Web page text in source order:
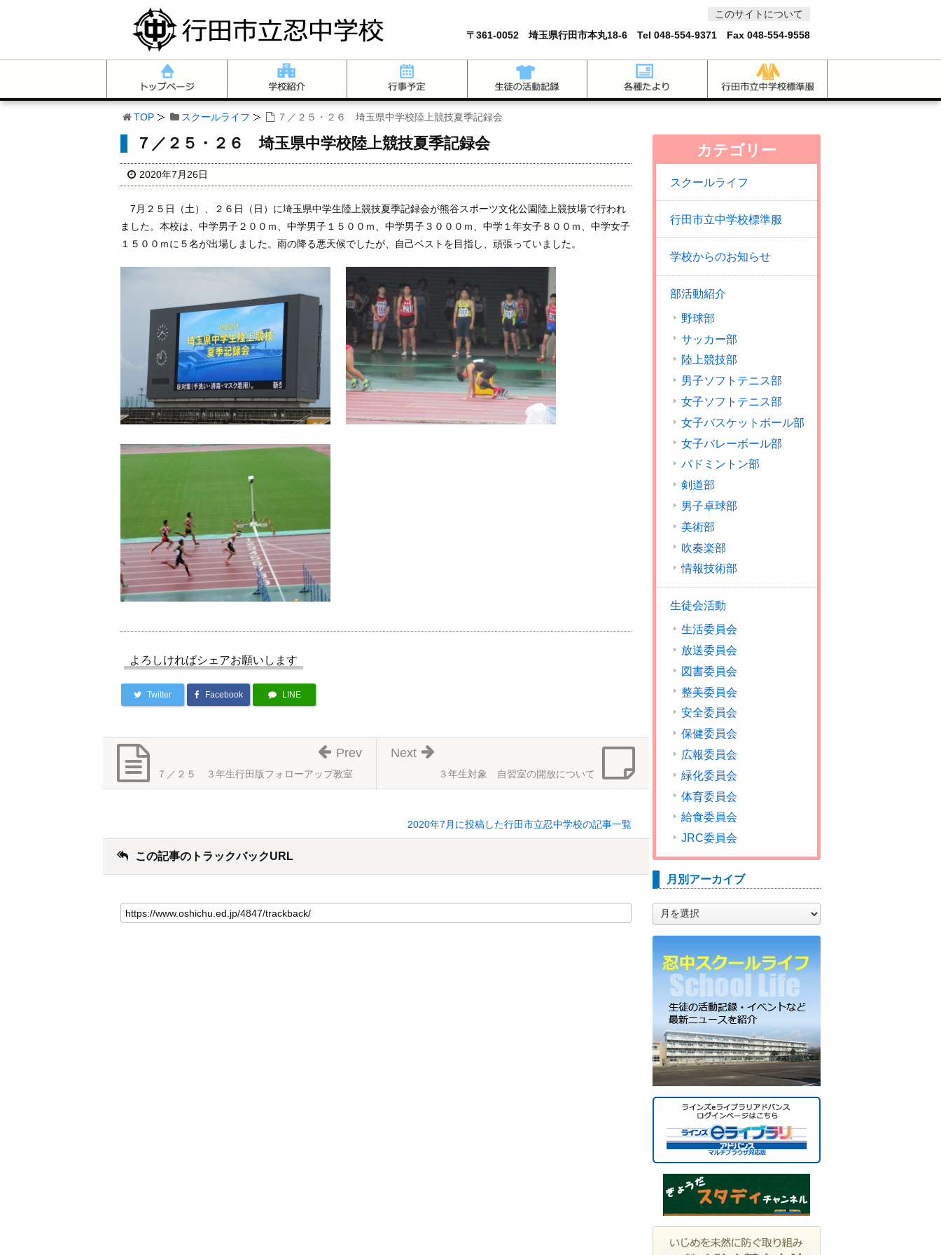
このサイトについて
〒361-0052 埼玉県行田市本丸18-6 Tel 048-554-9371 Fax 048-554-9558
TOP スクールライフ ７／２５・２６ 埼玉県中学校陸上競技夏季記録会
７／２５・２６ 埼玉県中学校陸上競技夏季記録会
2020年7月26日
7月２５日（土）、２６日（日）に埼玉県中学生陸上競技夏季記録会が熊谷スポーツ文化公園陸上競技場で行われ
ました。本校は、中学男子２００ｍ、中学男子１５００ｍ、中学男子３０００ｍ、中学１年女子８００ｍ、中学女子
１５００ｍに５名が出場しました。雨の降る悪天候でしたが、自己ベストを目指し、頑張っていました。
よろしければシェアお願いします
Twitter Facebook LINE
３年生対象 自習室の開放について
Next
７／２５ ３年生行田版フォローアップ教室
Prev
2020年7月に投稿した行田市立忍中学校の記事一覧
この記事のトラックバックURL
カテゴリー
スクールライフ
行田市立中学校標準服
学校からのお知らせ
部活動紹介
野球部
サッカー部
陸上競技部
男子ソフトテニス部
女子ソフトテニス部
女子バスケットボール部
女子バレーボール部
バドミントン部
剣道部
男子卓球部
美術部
吹奏楽部
情報技術部
生徒会活動
生活委員会
放送委員会
図書委員会
整美委員会
安全委員会
保健委員会
広報委員会
緑化委員会
体育委員会
給食委員会
JRC委員会
月別アーカイブ
別
ア
カ